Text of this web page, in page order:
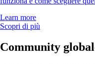
Learn more
Scopri di più
Community